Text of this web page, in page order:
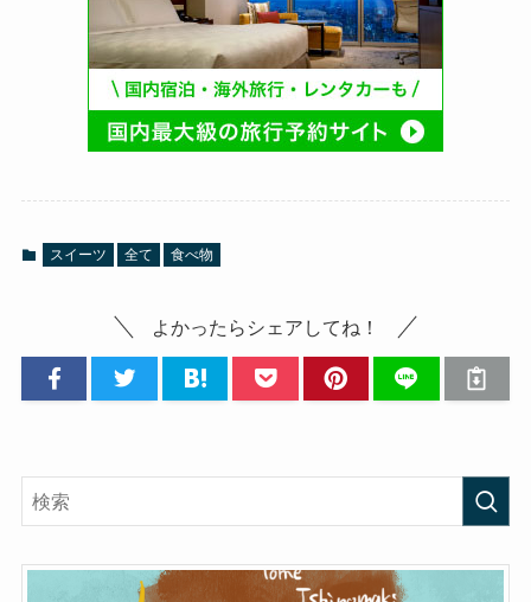
スイーツ 全て 食べ物
よかったらシェアしてね！